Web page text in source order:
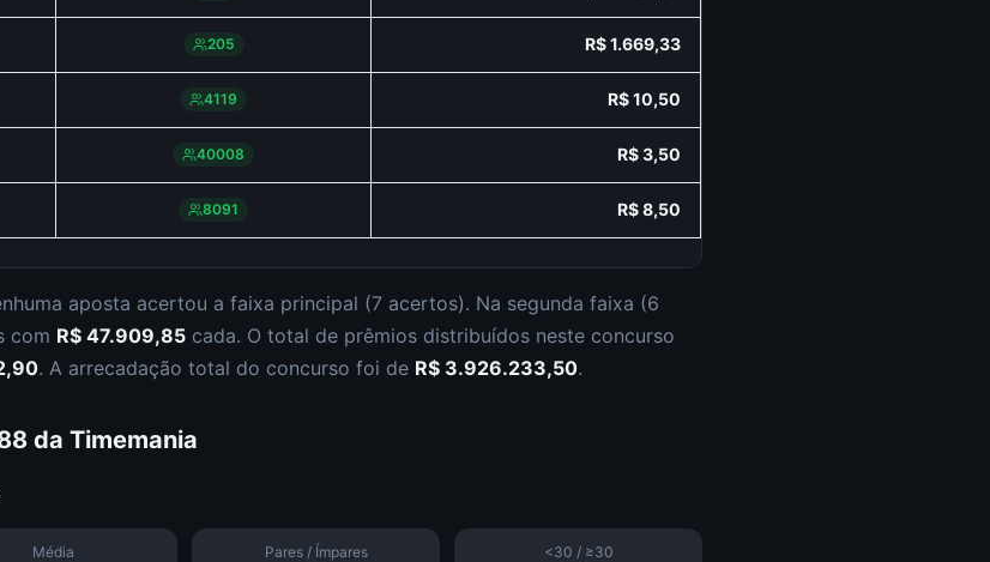
205 R$ 1.669,33
4119 R$ 10,50
40008 R$ 3,50
8091 R$ 8,50
aposta acertou a faixa principal (7 acertos). Na segunda faixa (6
com R$ 47.909,85 cada. O total de prêmios distribuídos neste concurso
. A arrecadação total do concurso foi de R$ 3.926.233,50.
da Timemania
Média Pares / Ímpares <30 / ≥30